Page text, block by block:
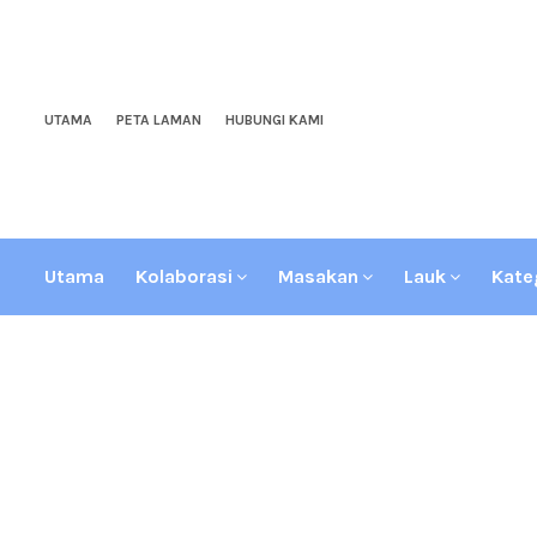
UTAMA PETA LAMAN HUBUNGI KAMI
Utama Kolaborasi Masakan Lauk